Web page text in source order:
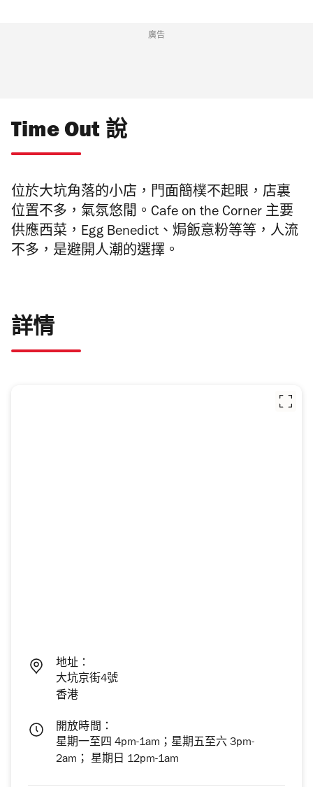
廣告
Time Out 說
位於大坑角落的小店，門面簡樸不起眼，店裏
位置不多，氣氛悠閒。Cafe on the Corner 主要
供應西菜，Egg Benedict、焗飯意粉等等，人流
不多，是避開人潮的選擇。
詳情
地址：
大坑京街4號
香港
開放時間：
星期一至四 4pm-1am；星期五至六 3pm-
2am； 星期日 12pm-1am